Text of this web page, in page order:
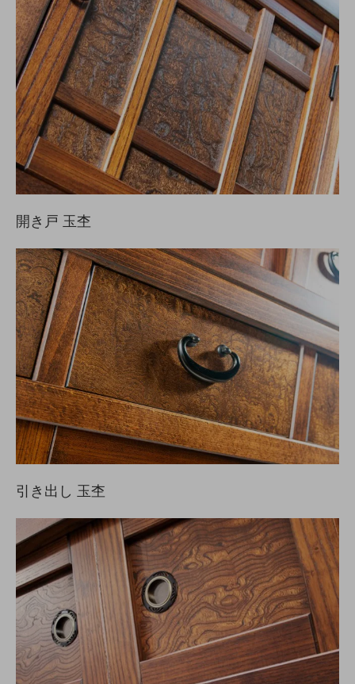
開き戸 玉杢
引き出し 玉杢